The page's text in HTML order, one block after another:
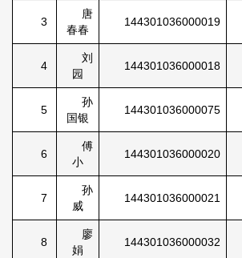
3
唐
春春
144301036000019
4
刘
园
144301036000018
5
孙
国银
144301036000075
6
傅
小
144301036000020
7
孙
威
144301036000021
8
廖
娟
144301036000032